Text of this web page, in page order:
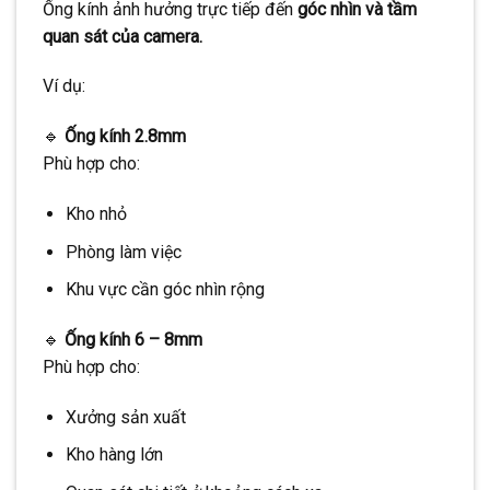
Ống kính ảnh hưởng trực tiếp đến góc nhìn và tầm
quan sát của camera.
Ví dụ:
🔹 Ống kính 2.8mm
Phù hợp cho:
Kho nhỏ
Phòng làm việc
Khu vực cần góc nhìn rộng
🔹 Ống kính 6 – 8mm
Phù hợp cho:
Xưởng sản xuất
Kho hàng lớn